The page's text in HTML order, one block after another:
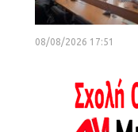
08/08/2026 17:51